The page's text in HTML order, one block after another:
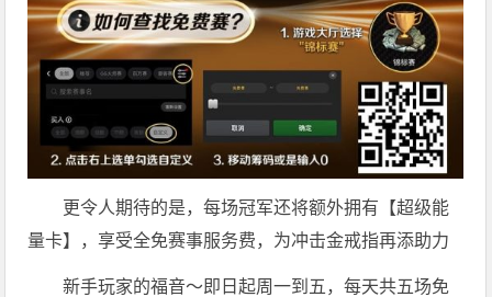
更令人期待的是，每场冠军还将额外拥有【超级能
量卡】，享受全免赛事服务费，为冲击金戒指再添助力
新手玩家的福音～即日起周一到五，每天共五场免